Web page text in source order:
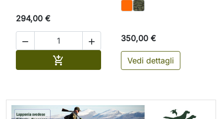
294,00 €
 
 Aggiungi al carrello
350,00 €
Vedi dettagli